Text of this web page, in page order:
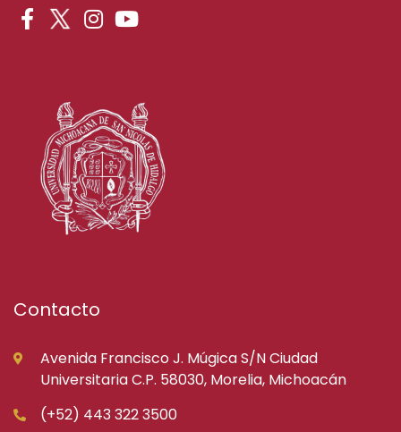
Contacto
Avenida Francisco J. Múgica S/N Ciudad
Universitaria C.P. 58030, Morelia, Michoacán
(+52) 443 322 3500